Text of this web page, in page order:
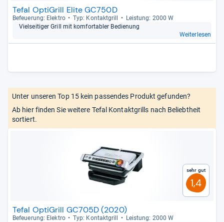
Tefal OptiGrill Elite GC750D
Befeue­rung: Elek­tro Typ: Kon­takt­grill
Leis­tung: 2000 W
Viel­sei­ti­ger Grill mit kom­for­ta­bler Bedie­nung
Weiterlesen
Unter unseren Top 15 kein passendes Produkt gefunden?
Ab hier finden Sie weitere Tefal Kontaktgrills nach Beliebtheit
sortiert.
Sehr gut
1,4
Tefal OptiGrill GC705D (2020)
Befeue­rung: Elek­tro Typ: Kon­takt­grill
Leis­tung: 2000 W